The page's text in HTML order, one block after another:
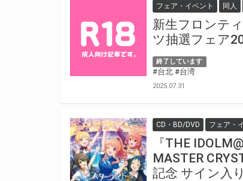
フェア・イベント 同人
新生フロンテ
ツ抽選フェア
終了しています
#台北 #台湾
2025.07.31
CD・BD/DVD フェア・
『THE
MASTER
記念 サイン入